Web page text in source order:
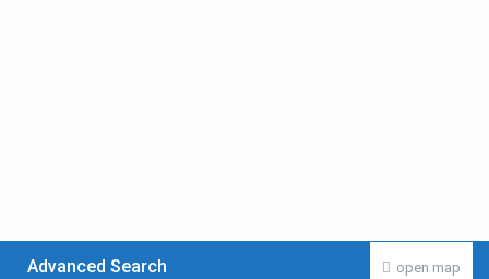
open map
Advanced Search